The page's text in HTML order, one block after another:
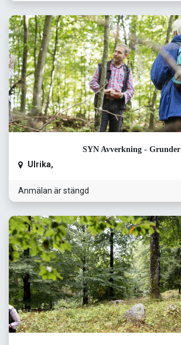
SYN Avverkning - Grunder
Ulrika,
Anmälan är stängd